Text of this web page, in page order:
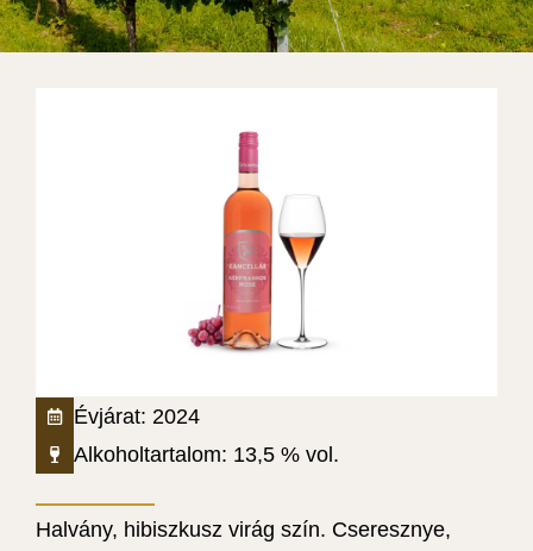
Évjárat: 2024
Alkoholtartalom: 13,5 % vol.
Halvány, hibiszkusz virág szín. Cseresznye,